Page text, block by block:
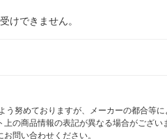
けできません。
努めておりますが、メーカーの都合等
の商品情報の表記が異なる場合がござ
問い合わせください。